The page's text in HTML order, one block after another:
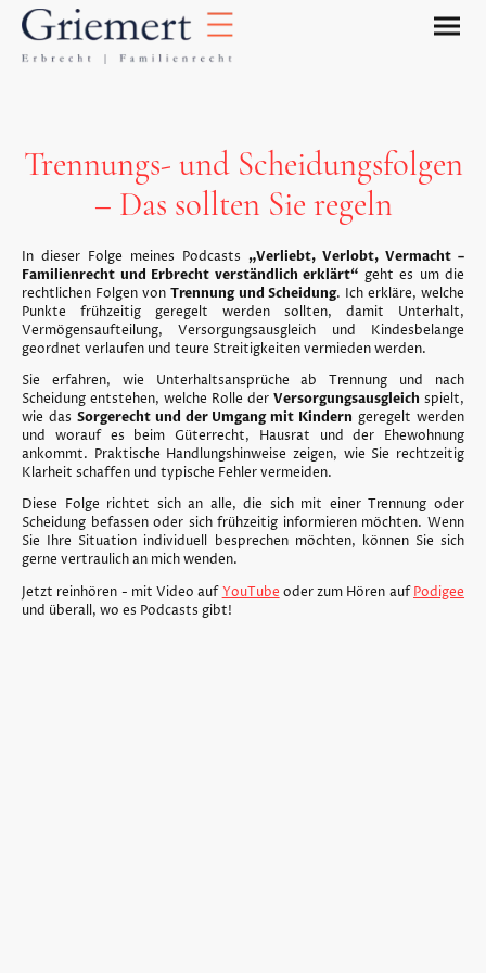
Trennungs- und Scheidungsfolgen
– Das sollten Sie regeln
In dieser Folge meines Podcasts „Verliebt, Verlobt, Vermacht –
Familienrecht und Erbrecht verständlich erklärt“ geht es um die
rechtlichen Folgen vonTrennung und Scheidung. Ich erkläre, welche
Punkte frühzeitig geregelt werden sollten, damit Unterhalt,
Vermögensaufteilung, Versorgungsausgleich und Kindesbelange
geordnet verlaufen und teure Streitigkeiten vermieden werden.
Sie erfahren, wie Unterhaltsansprüche ab Trennung und nach
Scheidung entstehen, welche Rolle der Versorgungsausgleich spielt,
wie das Sorgerecht und der Umgang mit Kindern geregelt werden
und worauf es beim Güterrecht, Hausrat und der Ehewohnung
ankommt. Praktische Handlungshinweise zeigen, wie Sie rechtzeitig
Klarheit schaffen und typische Fehler vermeiden.
Diese Folge richtet sich an alle, die sich mit einer Trennung oder
Scheidung befassen oder sich frühzeitig informieren möchten. Wenn
Sie Ihre Situation individuell besprechen möchten, können Sie sich
gerne vertraulich an mich wenden.
Jetzt reinhören - mit Video aufYouTube oder zum Hören aufPodigee
und überall, wo es Podcasts gibt!